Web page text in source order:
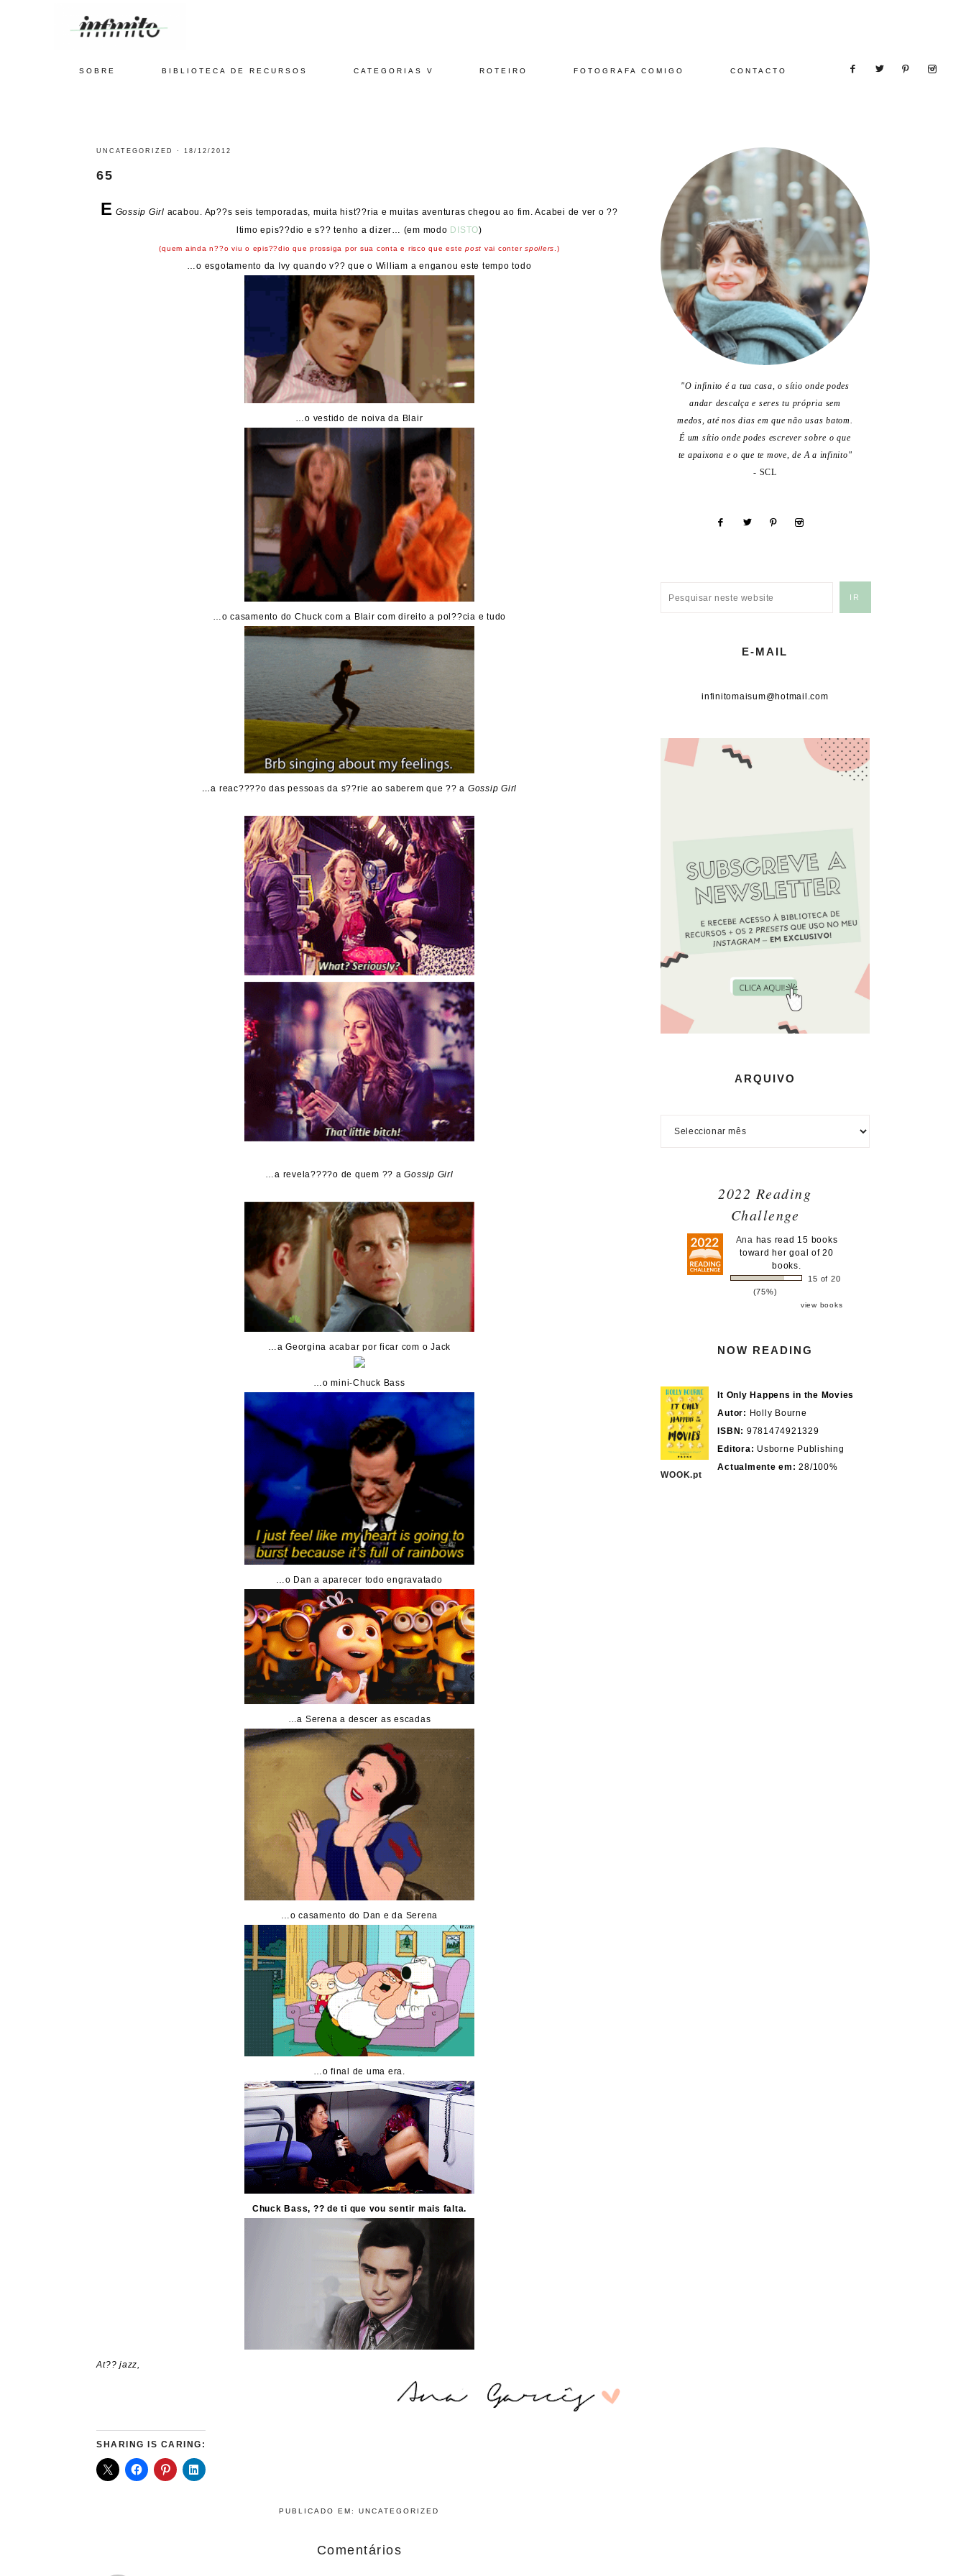
SOBRE BIBLIOTECA DE RECURSOS CATEGORIAS V ROTEIRO FOTOGRAFA COMIGO CONTACTO
UNCATEGORIZED ·18/12/2012
65
E Gossip Girl acabou. Ap??s seis temporadas, muita hist??ria e muitas aventuras chegou ao fim. Acabei de ver o ??
ltimo epis??dio e s?? tenho a dizer… (em modo DISTO)
(quem ainda n??o viu o epis??dio que prossiga por sua conta e risco que estepost vai conterspoilers .)
…o esgotamento da Ivy quando v?? que o William a enganou este tempo todo
…o vestido de noiva da Blair
…o casamento do Chuck com a Blair com direito a pol??cia e tudo
…a reac????o das pessoas da s??rie ao saberem que ?? a Gossip Girl
…a revela????o de quem ?? aGossip Girl
…a Georgina acabar por ficar com o Jack
…o mini-Chuck Bass
…o Dan a aparecer todo engravatado
…a Serena a descer as escadas
…o casamento do Dan e da Serena
…o final de uma era.
Chuck Bass, ?? de ti que vou sentir mais falta.
At?? jazz,
SHARING IS CARING:
PUBLICADO EM:UNCATEGORIZED
Comentários
"O infinito é a tua casa, o sítio onde podes
andar descalça e seres tu própria sem
medos, até nos dias em que não usas batom.
É um sítio onde podes escrever sobre o que
te apaixona e o que te move, de A a infinito"
- SCL
E-MAIL
infinitomaisum@hotmail.com
ARQUIVO
2022 Reading
Challenge
Ana has read 15 books
toward her goal of 20
books.
15 of 20
(75%)
view books
NOW READING
WOOK.pt
It Only Happens in the Movies
Autor: Holly Bourne
ISBN: 9781474921329
Editora: Usborne Publishing
Actualmente em: 28/100%